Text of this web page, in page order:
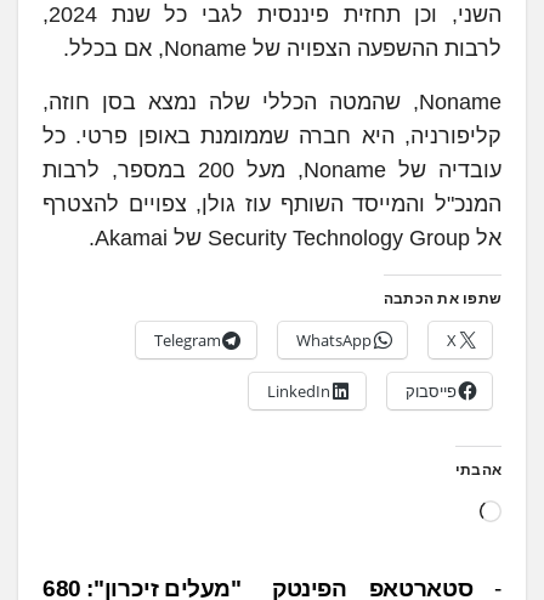
השני, וכן תחזית פיננסית לגבי כל שנת 2024,
לרבות ההשפעה הצפויה של Noname, אם בכלל.
Noname, שהמטה הכללי שלה נמצא בסן חוזה,
קליפורניה, היא חברה שממומנת באופן פרטי. כל
עובדיה של Noname, מעל 200 במספר, לרבות
המנכ"ל והמייסד השותף עוז גולן, צפויים להצטרף
אל Security Technology Group של Akamai.
שתפו את הכתבה
X
WhatsApp
Telegram
פייסבוק LinkedIn
אהבתי
ט
נ "מעלים זיכרון": 680 סטארטאפ הפינטק